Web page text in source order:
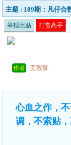
主题 : 189期：凡仔合
举报此贴 打赏高手
作者 互致富
心血之作，
调，不索贴